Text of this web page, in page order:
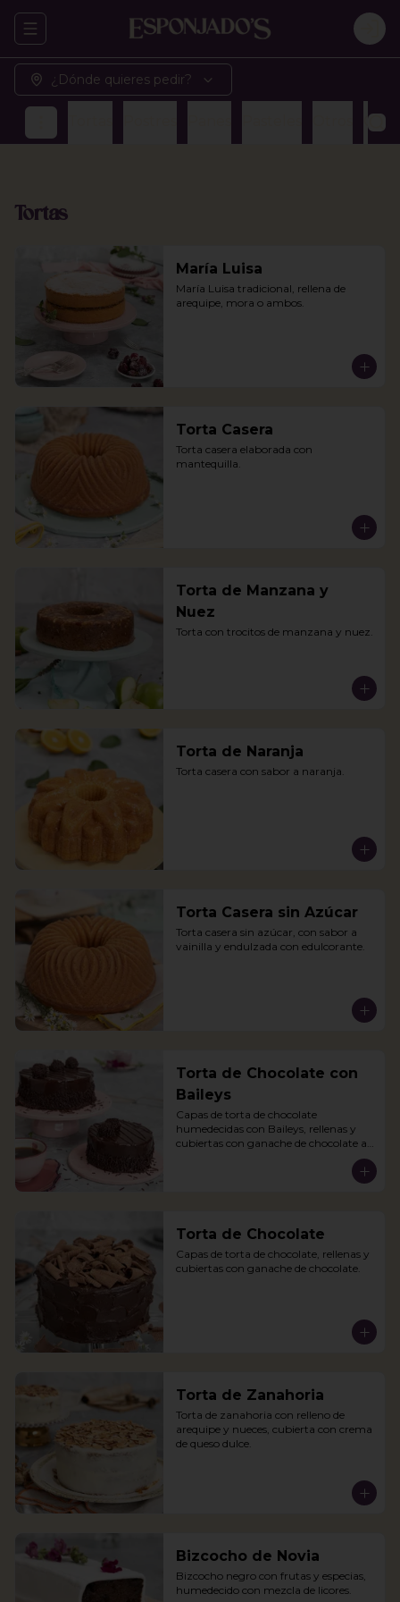
Abrir menu de navegación
¿Dónde quieres pedir?
Café
Tortas
María Luisa
María Luisa tradicional, rellena de
arequipe, mora o ambos.
Torta Casera
Torta casera elaborada con
mantequilla.
Torta de Manzana y
Nuez
Torta con trocitos de manzana y nuez.
Torta de Naranja
Torta casera con sabor a naranja.
Torta Casera sin Azúcar
Torta casera sin azúcar, con sabor a
vainilla y endulzada con edulcorante.
Torta de Chocolate con
Baileys
Capas de torta de chocolate
humedecidas con Baileys, rellenas y
cubiertas con ganache de chocolate al
Torta de Chocolate
Capas de torta de chocolate, rellenas y
cubiertas con ganache de chocolate.
Torta de Zanahoria
Torta de zanahoria con relleno de
arequipe y nueces, cubierta con crema
de queso dulce.
Bizcocho de Novia
Bizcocho negro con frutas y especias,
humedecido con mezcla de licores.